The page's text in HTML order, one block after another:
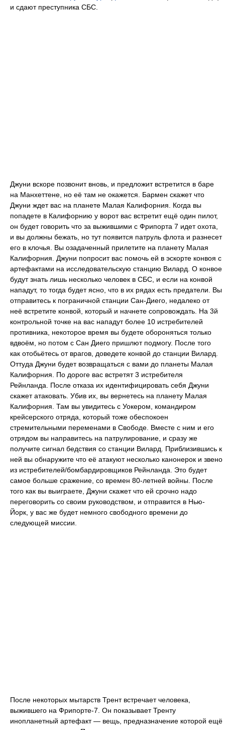
и сдают преступника СБС.
Джуни вскоре позвонит вновь, и предложит встретится в баре
на Манхеттене, но её там не окажется. Бармен скажет что
Джуни ждет вас на планете Малая Калифорния. Когда вы
попадете в Калифорнию у ворот вас встретит ещё один пилот,
он будет говорить что за выжившими с Фрипорта 7 идет охота,
и вы должны бежать, но тут появится патруль флота и разнесет
его в клочья. Вы озадаченный прилетите на планету Малая
Калифорния. Джуни попросит вас помочь ей в эскорте конвоя с
артефактами на исследовательскую станцию Вилард. О конвое
будут знать лишь несколько человек в СБС, и если на конвой
нападут, то тогда будет ясно, что в их рядах есть предатели. Вы
отправитесь к пограничной станции Сан-Диего, недалеко от
неё встретите конвой, который и начнете сопровождать. На 3й
контрольной точке на вас нападут более 10 истребителей
противника, некоторое время вы будете обороняться только
вдвоём, но потом с Сан Диего пришлют подмогу. После того
как отобьётесь от врагов, доведете конвой до станции Вилард.
Оттуда Джуни будет возвращаться с вами до планеты Малая
Калифорния. По дороге вас встретят 3 истребителя
Рейнланда. После отказа их идентифицировать себя Джуни
скажет атаковать. Убив их, вы вернетесь на планету Малая
Калифорния. Там вы увидитесь с Уокером, командиром
крейсерского отряда, который тоже обеспокоен
стремительными переменами в Свободе. Вместе с ним и его
отрядом вы направитесь на патрулирование, и сразу же
получите сигнал бедствия со станции Вилард. Приблизившись к
ней вы обнаружите что её атакуют несколько канонерок и звено
из истребителей/бомбардировщиков Рейнланда. Это будет
самое больше сражение, со времен 80-летней войны. После
того как вы выиграете, Джуни скажет что ей срочно надо
переговорить со своим руководством, и отправится в Нью-
Йорк, у вас же будет немного свободного времени до
следующей миссии.
После некоторых мытарств Трент встречает человека,
выжившего на Фрипорте-7. Он показывает Тренту
инопланетный артефакт — вещь, предназначение которой ещё